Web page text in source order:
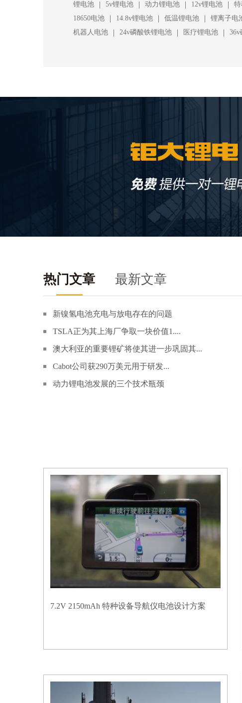
锂电池 | 5v锂电池 | 动力锂电池 | 12v锂电池 |
18650电池 | 14.8v锂电池 | 低温锂电池 | 锂离子电
机器人电池 | 24v磷酸铁锂电池 | 医疗锂电池 | 36v
热门文章 最新文章
新镍氢电池充电与放电存在的问题
TSLA正为其上海厂争取一块价值1....
澳大利亚的重要锂矿将使其进一步巩固其...
Cabot公司获290万美元用于研发...
动力锂电池发展的三个技术瓶颈
7.2V 2150mAh 特种设备导航仪电池设计方案